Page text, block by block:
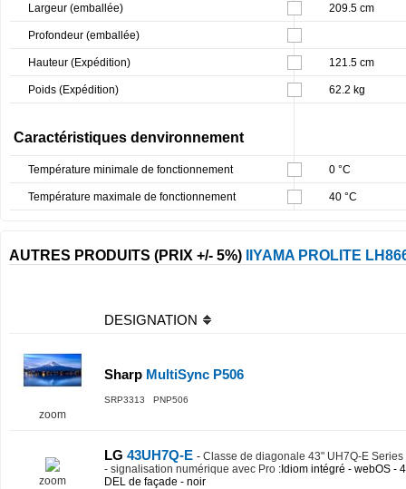
Largeur (emballée) 209.5 cm
Profondeur (emballée)
Hauteur (Expédition) 121.5 cm
Poids (Expédition) 62.2 kg
Caractéristiques denvironnement
Température minimale de fonctionnement 0 °C
Température maximale de fonctionnement 40 °C
AUTRES PRODUITS (PRIX +/- 5%) IIYAMA PROLITE
DESIGNATION
zoom
Sharp MultiSync P506
SRP3313 PNP506
zoom
LG 43UH7Q-E - Classe de diagonale 43" UH7Q-E
- signalisation numérique avec Pro :Idiom intégré - webOS -
DEL de façade - noir